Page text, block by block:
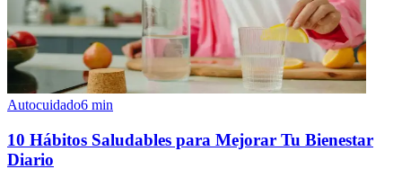
Autocuidado6 min
10 Hábitos Saludables para Mejorar Tu Bienestar
Diario